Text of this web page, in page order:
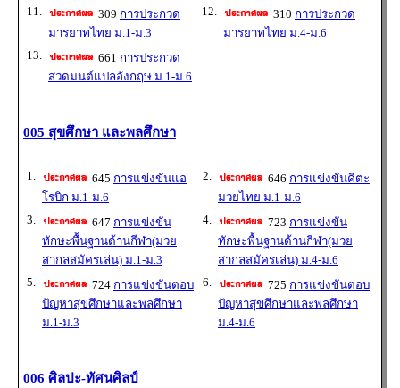
11.
309 การประกวด
มารยาทไทย ม.1-ม.3
12. 310 การประกวด
มารยาทไทย ม.4-ม.6
13.
661 การประกวด
สวดมนต์แปลอังกฤษ ม.1-ม.6
005 สุขศึกษา และพลศึกษา
1. 645 การแข่งขันแอ
โรบิก ม.1-ม.6
2. 646 การแข่งขันคีตะ
มวยไทย ม.1-ม.6
3.
647 การแข่งขัน
ทักษะพื้นฐานด้านกีฬา(มวย
สากลสมัครเล่น) ม.1-ม.3
4. 723 การแข่งขัน
ทักษะพื้นฐานด้านกีฬา(มวย
สากลสมัครเล่น) ม.4-ม.6
5.
724 การแข่งขันตอบ
ปัญหาสุขศึกษาและพลศึกษา
ม.1-ม.3
6. 725 การแข่งขันตอบ
ปัญหาสุขศึกษาและพลศึกษา
ม.4-ม.6
006 ศิลปะ-ทัศนศิลป์